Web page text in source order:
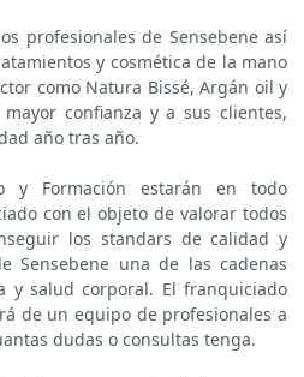
profesionales de Sensebene así
y cosmética de la mano
como Natura Bissé, Argán oil y
confianza y a sus clientes,
año tras año.
y Formación estarán en todo
con el objeto de valorar todos
los standars de calidad y
Sensebene una de las cadenas
y salud corporal. El franquiciado
de un equipo de profesionales a
dudas o consultas tenga.